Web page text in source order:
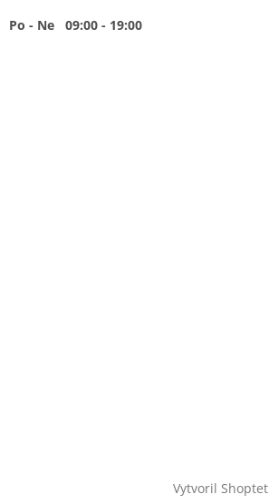
Po - Ne 09:00 - 19:00
Vytvoril Shoptet